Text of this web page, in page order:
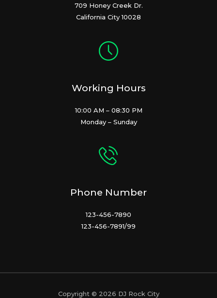
709 Honey Creek Dr.
California City 10028
Working Hours
10:00 AM – 08:30 PM
Monday – Sunday
Phone Number
123-456-7890
123-456-7891/99
Copyright © 2026 DJ Rock City